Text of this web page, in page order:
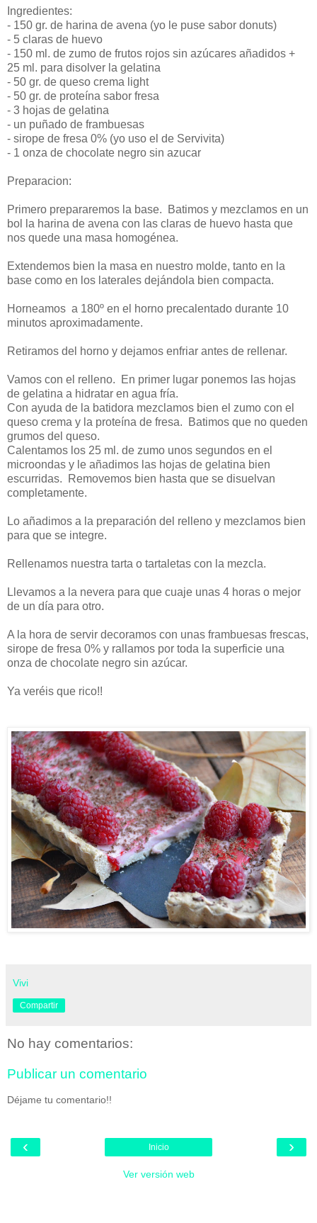
Ingredientes:
- 150 gr. de harina de avena (yo le puse sabor donuts)
- 5 claras de huevo
- 150 ml. de zumo de frutos rojos sin azúcares añadidos +
25 ml. para disolver la gelatina
- 50 gr. de queso crema light
- 50 gr. de proteína sabor fresa
- 3 hojas de gelatina
- un puñado de frambuesas
- sirope de fresa 0% (yo uso el de Servivita)
- 1 onza de chocolate negro sin azucar
Preparacion:
Primero prepararemos la base. Batimos y mezclamos en un
bol la harina de avena con las claras de huevo hasta que
nos quede una masa homogénea.
Extendemos bien la masa en nuestro molde, tanto en la
base como en los laterales dejándola bien compacta.
Horneamos a 180º en el horno precalentado durante 10
minutos aproximadamente.
Retiramos del horno y dejamos enfriar antes de rellenar.
Vamos con el relleno. En primer lugar ponemos las hojas
de gelatina a hidratar en agua fría.
Con ayuda de la batidora mezclamos bien el zumo con el
queso crema y la proteína de fresa. Batimos que no queden
grumos del queso.
Calentamos los 25 ml. de zumo unos segundos en el
microondas y le añadimos las hojas de gelatina bien
escurridas. Removemos bien hasta que se disuelvan
completamente.
Lo añadimos a la preparación del relleno y mezclamos bien
para que se integre.
Rellenamos nuestra tarta o tartaletas con la mezcla.
Llevamos a la nevera para que cuaje unas 4 horas o mejor
de un día para otro.
A la hora de servir decoramos con unas frambuesas frescas,
sirope de fresa 0% y rallamos por toda la superficie una
onza de chocolate negro sin azúcar.
Ya veréis que rico!!
Vivi
Compartir
No hay comentarios:
Publicar un comentario
Déjame tu comentario!!
‹ ›
Inicio
Ver versión web